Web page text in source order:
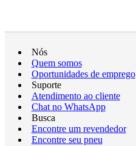
Nós
Quem somos
Oportunidades de emprego
Suporte
Atendimento ao cliente
Chat no WhatsApp
Busca
Encontre um revendedor
Encontre seu pneu